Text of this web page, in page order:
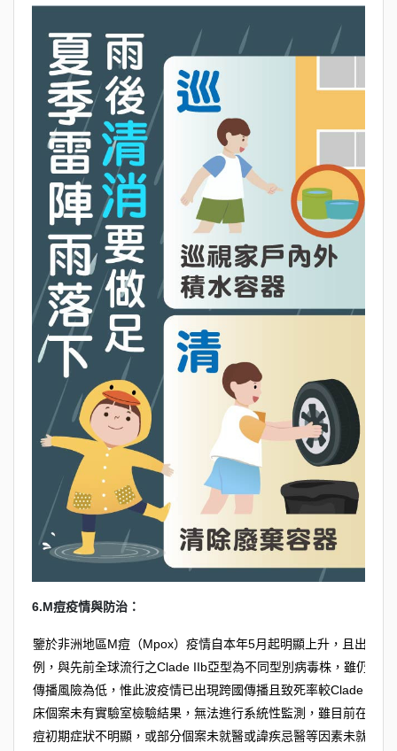
6.M痘疫情與防治：
鑒於非洲地區M痘（Mpox）疫情自本年5月起明顯上升，且出現
例，與先前全球流行之Clade IIb亞型為不同型別病毒株，雖仍以
傳播風險為低，惟此波疫情已出現跨國傳播且致死率較Clade IIb
床個案未有實驗室檢驗結果，無法進行系統性監測，雖目前在非
痘初期症狀不明顯，或部分個案未就醫或諱疾忌醫等因素未就診